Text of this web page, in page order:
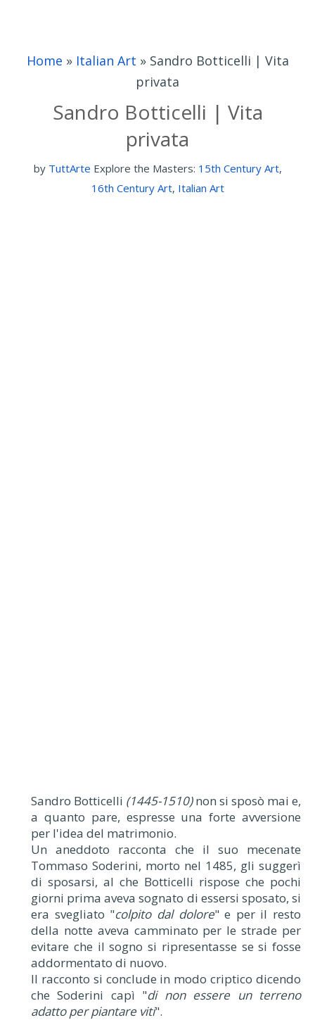
Home » Italian Art » Sandro Botticelli | Vita
privata
Sandro Botticelli | Vita
privata
by TuttArte Explore the Masters: 15th Century Art,
16th Century Art, Italian Art
Sandro Botticelli (1445-1510)non si sposò mai e,
a quanto pare, espresse una forte avversione
per l'idea del matrimonio.
Un aneddoto racconta che il suo mecenate
Tommaso Soderini, morto nel 1485, gli suggerì
di sposarsi, al che Botticelli rispose che pochi
giorni prima aveva sognato di essersi sposato, si
era svegliato "colpito dal dolore" e per il resto
della notte aveva camminato per le strade per
evitare che il sogno si ripresentasse se si fosse
addormentato di nuovo.
Il racconto si conclude in modo criptico dicendo
che Soderini capì "di non essere un terreno
adatto per piantare viti".